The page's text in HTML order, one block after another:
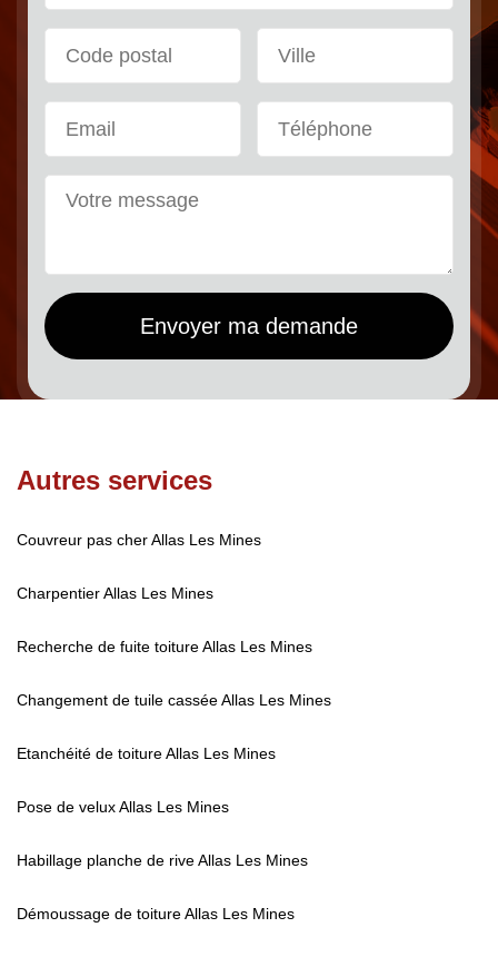
Autres services
Couvreur pas cher Allas Les Mines
Charpentier Allas Les Mines
Recherche de fuite toiture Allas Les Mines
Changement de tuile cassée Allas Les Mines
Etanchéité de toiture Allas Les Mines
Pose de velux Allas Les Mines
Habillage planche de rive Allas Les Mines
Démoussage de toiture Allas Les Mines